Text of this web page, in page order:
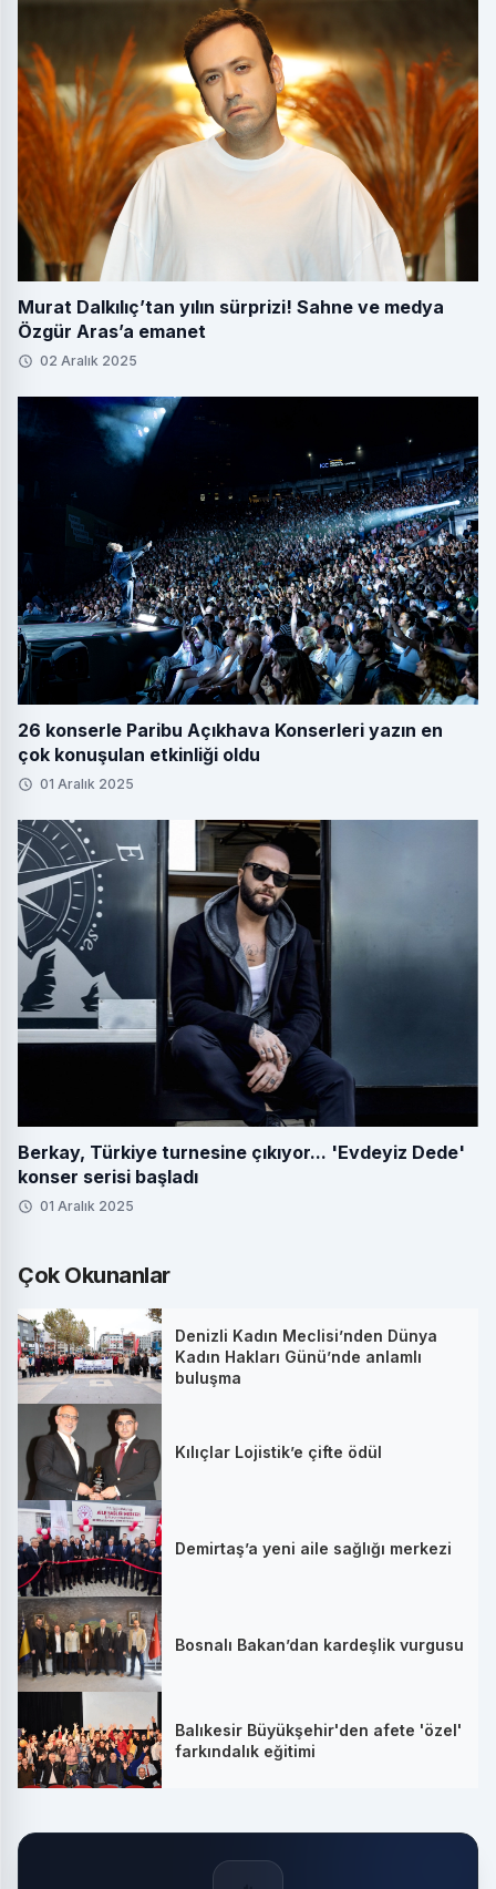
Murat Dalkılıç’tan yılın sürprizi! Sahne ve medya
Özgür Aras’a emanet
02 Aralık 2025
26 konserle Paribu Açıkhava Konserleri yazın en
çok konuşulan etkinliği oldu
01 Aralık 2025
Berkay, Türkiye turnesine çıkıyor... 'Evdeyiz Dede'
konser serisi başladı
01 Aralık 2025
Çok Okunanlar
Denizli Kadın Meclisi’nden Dünya
Kadın Hakları Günü’nde anlamlı
buluşma
Kılıçlar Lojistik’e çifte ödül
Demirtaş’a yeni aile sağlığı merkezi
Bosnalı Bakan’dan kardeşlik vurgusu
Balıkesir Büyükşehir'den afete 'özel'
farkındalık eğitimi